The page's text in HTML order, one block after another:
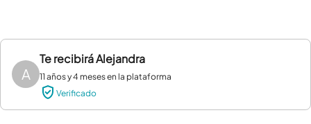
A
Te recibiráAlejandra
11 años y 4 meses en la plataforma
Verificado